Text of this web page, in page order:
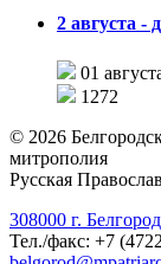
2 августа -
01
1272
© 2026
митрополия
Русская
308000 г.
Тел./факс: +7